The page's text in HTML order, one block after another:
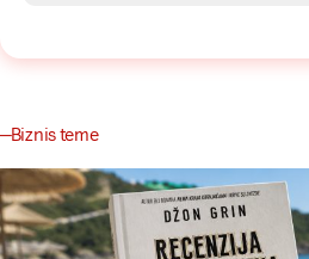
Biznis teme